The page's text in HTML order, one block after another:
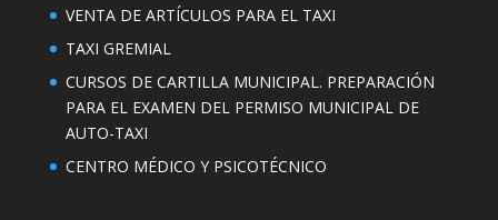
VENTA DE ARTÍCULOS PARA EL TAXI
TAXI GREMIAL
CURSOS DE CARTILLA MUNICIPAL. PREPARACIÓN
PARA EL EXAMEN DEL PERMISO MUNICIPAL DE
AUTO-TAXI
CENTRO MÉDICO Y PSICOTÉCNICO